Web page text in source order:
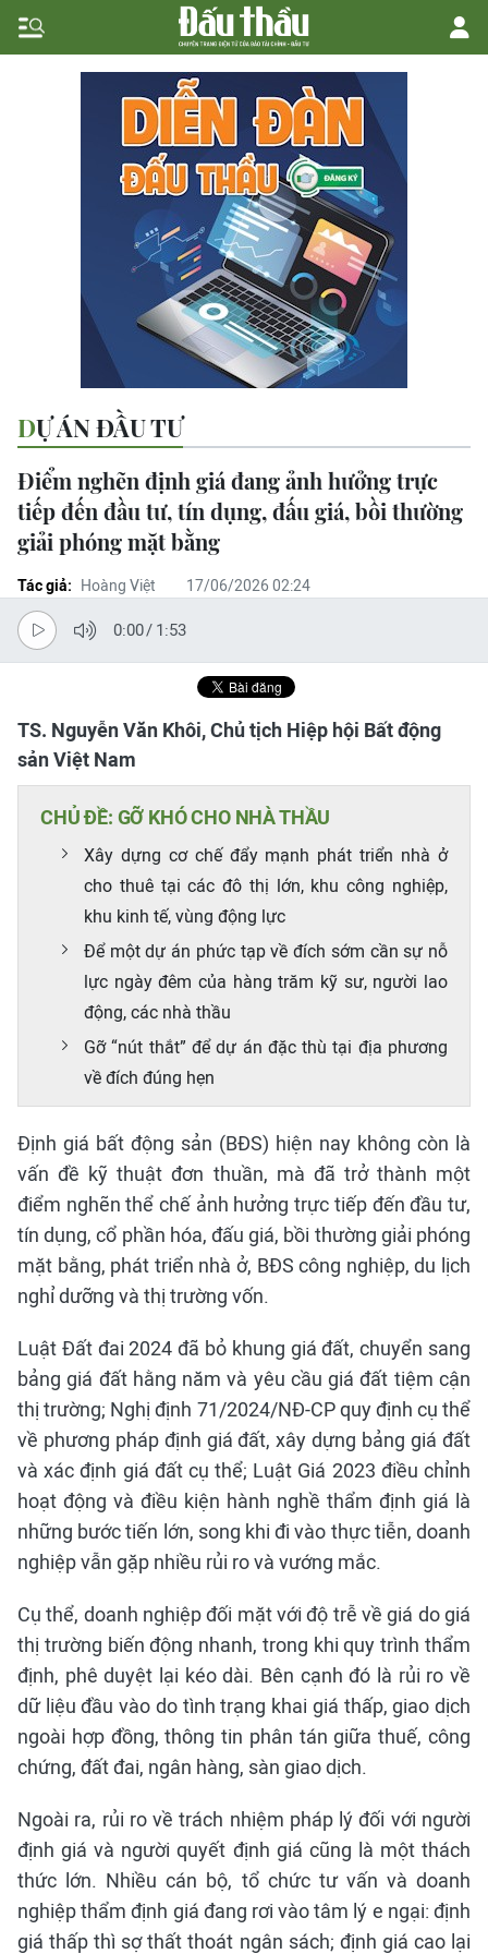
DỰ ÁN ĐẦU TƯ
Điểm nghẽn định giá đang ảnh hưởng trực
tiếp đến đầu tư, tín dụng, đấu giá, bồi thường
giải phóng mặt bằng
Tác giả: Hoàng Việt 17/06/2026 02:24
0:00/ 1:53
TS. Nguyễn Văn Khôi, Chủ tịch Hiệp hội Bất động
sản Việt Nam
CHỦ ĐỀ: GỠ KHÓ CHO NHÀ THẦU
Xây dựng cơ chế đẩy mạnh phát triển nhà ở
cho thuê tại các đô thị lớn, khu công nghiệp,
khu kinh tế, vùng động lực
Để một dự án phức tạp về đích sớm cần sự nỗ
lực ngày đêm của hàng trăm kỹ sư, người lao
động, các nhà thầu
Gỡ “nút thắt” để dự án đặc thù tại địa phương
về đích đúng hẹn
Định giá bất động sản (BĐS) hiện nay không còn là
vấn đề kỹ thuật đơn thuần, mà đã trở thành một
điểm nghẽn thể chế ảnh hưởng trực tiếp đến đầu tư,
tín dụng, cổ phần hóa, đấu giá, bồi thường giải phóng
mặt bằng, phát triển nhà ở, BĐS công nghiệp, du lịch
nghỉ dưỡng và thị trường vốn.
Luật Đất đai 2024 đã bỏ khung giá đất, chuyển sang
bảng giá đất hằng năm và yêu cầu giá đất tiệm cận
thị trường; Nghị định 71/2024/NĐ-CP quy định cụ thể
về phương pháp định giá đất, xây dựng bảng giá đất
và xác định giá đất cụ thể; Luật Giá 2023 điều chỉnh
hoạt động và điều kiện hành nghề thẩm định giá là
những bước tiến lớn, song khi đi vào thực tiễn, doanh
nghiệp vẫn gặp nhiều rủi ro và vướng mắc.
Cụ thể, doanh nghiệp đối mặt với độ trễ về giá do giá
thị trường biến động nhanh, trong khi quy trình thẩm
định, phê duyệt lại kéo dài. Bên cạnh đó là rủi ro về
dữ liệu đầu vào do tình trạng khai giá thấp, giao dịch
ngoài hợp đồng, thông tin phân tán giữa thuế, công
chứng, đất đai, ngân hàng, sàn giao dịch.
Ngoài ra, rủi ro về trách nhiệm pháp lý đối với người
định giá và người quyết định giá cũng là một thách
thức lớn. Nhiều cán bộ, tổ chức tư vấn và doanh
nghiệp thẩm định giá đang rơi vào tâm lý e ngại: định
giá thấp thì sợ thất thoát ngân sách; định giá cao lại